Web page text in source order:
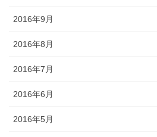
2016年9月
2016年8月
2016年7月
2016年6月
2016年5月